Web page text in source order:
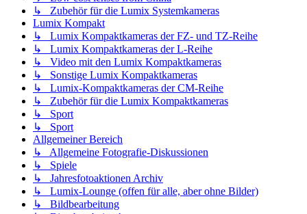
↳ Zubehör für die Lumix Systemkameras
Lumix Kompakt
↳ Lumix Kompaktkameras der FZ- und TZ-Reihe
↳ Lumix Kompaktkameras der L-Reihe
↳ Video mit den Lumix Kompaktkameras
↳ Sonstige Lumix Kompaktkameras
↳ Lumix-Kompaktkameras der CM-Reihe
↳ Zubehör für die Lumix Kompaktkameras
↳ Sport
↳ Sport
Allgemeiner Bereich
↳ Allgemeine Fotografie-Diskussionen
↳ Spiele
↳ Jahresfotoaktionen Archiv
↳ Lumix-Lounge (offen für alle, aber ohne Bilder)
↳ Bildbearbeitung